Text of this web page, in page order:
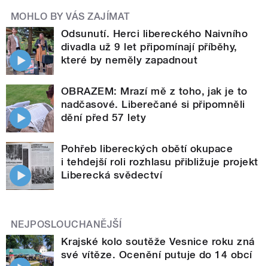
MOHLO BY VÁS ZAJÍMAT
Odsunutí. Herci libereckého Naivního
divadla už 9 let připomínají příběhy,
které by neměly zapadnout
OBRAZEM: Mrazí mě z toho, jak je to
nadčasové. Liberečané si připomněli
dění před 57 lety
Pohřeb libereckých obětí okupace
i tehdejší roli rozhlasu přibližuje projekt
Liberecká svědectví
NEJPOSLOUCHANĚJŠÍ
Krajské kolo soutěže Vesnice roku zná
své vítěze. Ocenění putuje do 14 obcí